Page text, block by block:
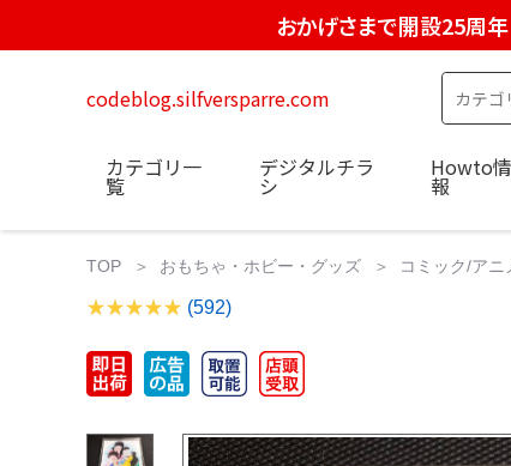
おかげさまで開設25周年
codeblog.silfversparre.com
カテゴリ一
覧
デジタルチラ
シ
Howto情
報
TOP おもちゃ・ホビー・グッズ コミック/アニ
(592)